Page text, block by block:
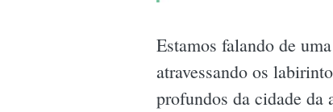
Estamos falando de
atravessando os
profundos da cidade da